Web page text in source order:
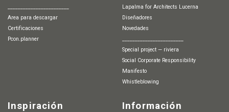
Area para descargar
Certificaciones
pcon.planner
Lapalma for Architects Lucerna
Diseñadores
Novedades
special project — riviera
Social Corporate Responsibility
Manifesto
whistleblowing
Inspiración Información